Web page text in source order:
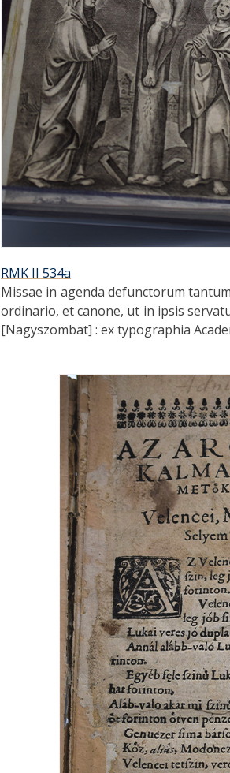
RMK II 534a
Missae in agenda defunctorum
ordinario, et canone, ut in ipsis
[Nagyszombat] : ex typographia